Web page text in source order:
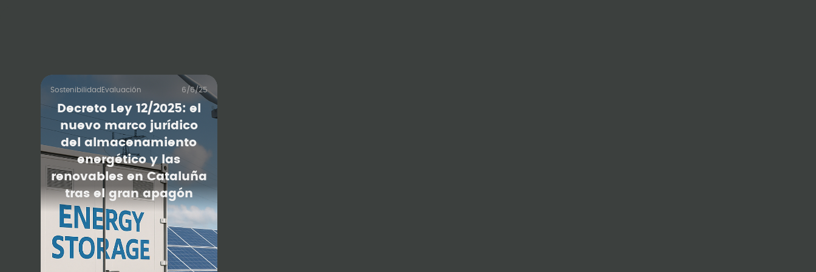
Sostenibilidad Evaluación 6/6/25
Decreto Ley 12/2025: el
nuevo marco jurídico
del almacenamiento
energético y las
renovables en Cataluña
tras el gran apagón